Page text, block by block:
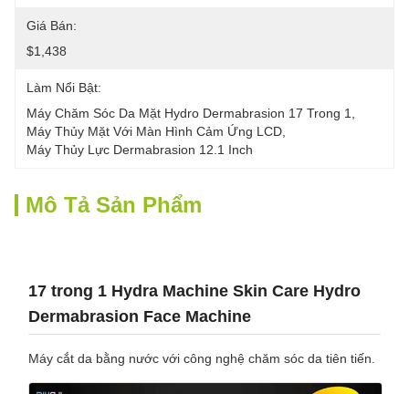
Giá Bán:
$1,438
Làm Nổi Bật:
Máy Chăm Sóc Da Mặt Hydro Dermabrasion 17 Trong 1
Máy Thủy Mặt Với Màn Hình Cảm Ứng LCD
Máy Thủy Lực Dermabrasion 12.1 Inch
Mô Tả Sản Phẩm
17 trong 1 Hydra Machine Skin Care Hydro
Dermabrasion Face Machine
Máy cắt da bằng nước với công nghệ chăm sóc da tiên tiến.